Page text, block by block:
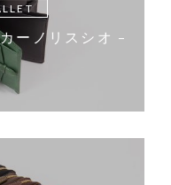
ーノリスシオ –